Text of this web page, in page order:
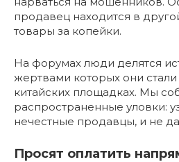
продавец находится в
товары за копейки.
На форумах люди делятся
жертвами которых они
китайских площадках. Мы
распространенные уловки:
нечестные продавцы, и не
Просят оплатить